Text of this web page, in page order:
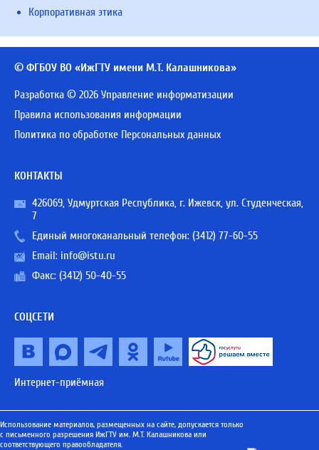
Корпоративная этика
© ФГБОУ ВО «ИжГТУ имени М.Т. Калашникова»
Разработка © 2026 Управление информатизации
Правила использования информации
Политика по обработке Персональных данных
КОНТАКТЫ
426069, Удмуртская Республика, г. Ижевск, ул. Студенческая,
7
Единый многоканальный телефон: (3412) 77-60-55
Email: info@istu.ru
Факс: (3412) 50-40-55
СОЦСЕТИ
Интернет-приёмная
Использование материалов, размещенных на сайте, допускается только
с письменного разрешения ИжГТУ им. М.Т. Калашникова или
соответствующего правообладателя.